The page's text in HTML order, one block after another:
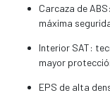
Carcaza de
máxima
Interior SAT:
mayor
EPS de alta